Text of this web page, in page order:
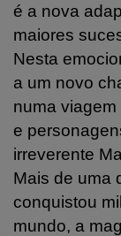
é a nova
maiores
Nesta
a um novo
numa
e
irreverente
Mais de uma
conquistou
mundo, a